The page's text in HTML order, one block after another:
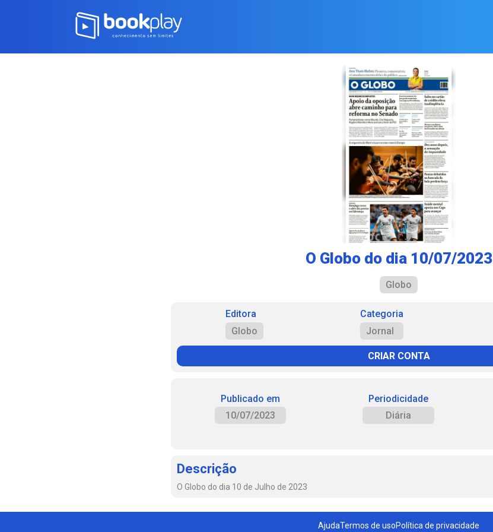
O Globo do dia 10/07/2023
Globo
Editora
Globo
Categoria
Jornal
CRIAR CONTA
Publicado em
10/07/2023
Periodicidade
Diária
Descrição
O Globo do dia 10 de Julho de 2023
AjudaTermos de usoPolítica de privacidade